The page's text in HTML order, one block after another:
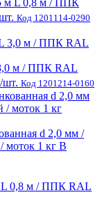
Код 1201114-0290
м / ППК RAL
/шт. Код 1201214-0160
d 2,0 мм /
1 кг В